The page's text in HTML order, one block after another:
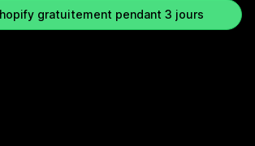
gratuitement pendant 3 jours